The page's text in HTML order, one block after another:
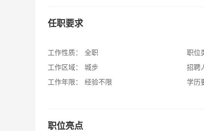
任职要求
工作性质：
全职
工作区域：
城步
工作年限：
经验不限
职位
招聘
学历
职位亮点